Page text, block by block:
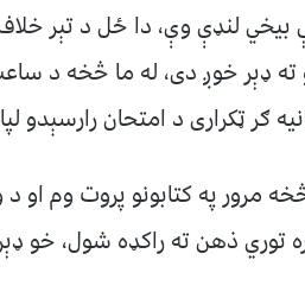
بیخي لنډې وې، دا ځل د تېر
ډېر خوږ دی، له ما څخه د ساعت
ګر ټکراری د امتحان رارسېدو
مرور په کتابونو پروت وم او د
توري ذهن ته راکډه شول، خو